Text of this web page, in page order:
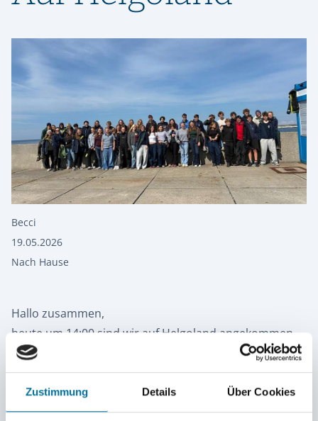
Zustimmung Details Über Cookies
Becci
19.05.2026
Nach Hause
Hallo zusammen,
heute um 14:00 sind wir auf Helgoland angekommen
und zum ersten Mal seit 7 Monaten auf deutschem
Boden! Bei bestem Wetter wurde das lang ersehnte
Ostergeschenk der »Crew an Land« eingelöst und es
gab für alle zwei Kugeln Eis. Ansonsten lernen alle